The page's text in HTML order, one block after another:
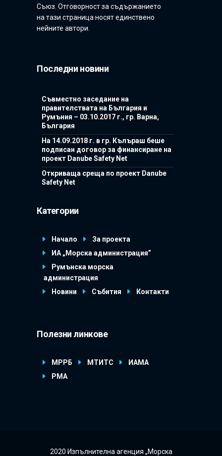
Съюз. Отговорност за съдържанието
на тази страница носят единствено
нейните автори.
Последни новини
Съвместно заседание на
правителствата на България и
Румъния – 03.10.2017 г., гр. Варна,
България
На 14.09.2018 г. в гр. Кълъраш беше
подписан договор за финансиране на
проект Danube Safety Net
Откриваща среща по проект Danube
Safety Net
Категории
Начало
За проекта
ИА „Морска администрация”
Румънска морска
администрация
Новини
Събития Контакти
Полезни линкове
МРРБ МТИТС
ИАМА
РМА
2020 Изпълнителна агенция „Морска